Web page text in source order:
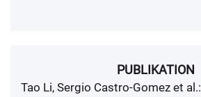
PUBLIKATION
Tao Li, Sergio Castro-Gomez et al.: